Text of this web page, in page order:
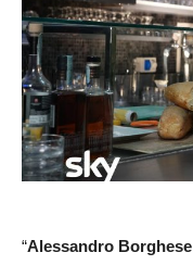
“Alessandro